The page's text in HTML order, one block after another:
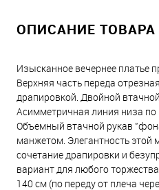
ОПИСАНИЕ ТОВАРА
Изысканное вечернее платье
Верхняя часть переда
драпировкой. Двойной
Асимметричная линия низа по
Объемный втачной рукав
манжетом. Элегантность этой
сочетание драпировки и
вариант для любого
140 см (по переду от плеча